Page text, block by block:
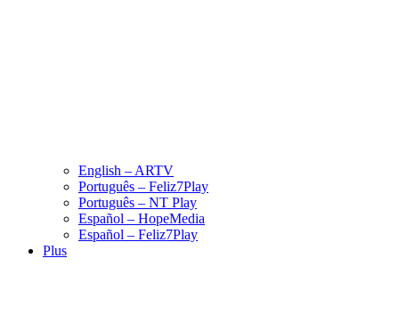
English – ARTV
Português – Feliz7Play
Português – NT Play
Español – HopeMedia
Español – Feliz7Play
Plus